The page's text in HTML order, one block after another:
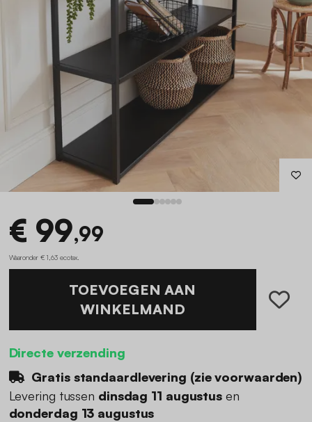
€ 99,99
Waaronder € 1,63 ecotax
TOEVOEGEN AAN
WINKELMAND
Directe verzending
Gratis standaardlevering (zie voorwaarden)
Levering tussen dinsdag 11 augustus en
donderdag 13 augustus